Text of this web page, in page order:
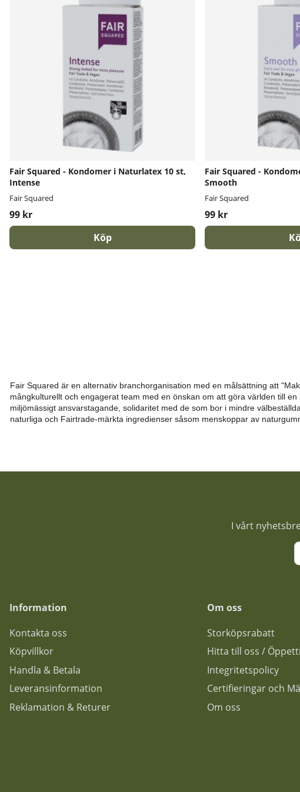
Fair Squared - Kondomer i Naturlatex 10 st,
Intense
Fair Squared
99 kr
Köp
Fair Squared -
Smooth
Fair Squared
99 kr
Fair Squared är en alternativ branchorganisation med en målsättning att
mångkulturellt och engagerat team med en önskan om att göra världen till
miljömässigt ansvarstagande, solidaritet med de som bor i mindre
naturliga och Fairtrade-märkta ingredienser såsom menskoppar av
I vårt
Information
Kontakta oss
Köpvillkor
Handla & Betala
Leveransinformation
Reklamation & Returer
Om oss
Storköpsrabatt
Hitta till oss /
Integritetspolicy
Certifieringar och
Om oss